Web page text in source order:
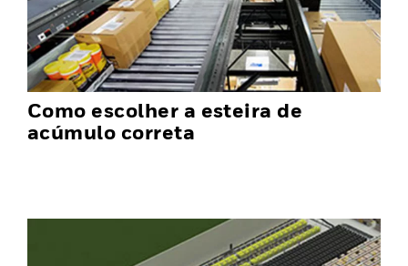
Como escolher a esteira de
acúmulo correta